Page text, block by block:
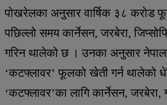
पोखरेलका अनुसार वार्षिक ३८ करोड
पछिल्लो समय कार्नेसन, जरबेरा,
गरिन थालेको छ । उनका अनुसार
‘कटफ्लावर’ फूलको खेती गर्न थालेको
‘कटफ्लावर’का लागि कार्नेसन, जरबेरा,